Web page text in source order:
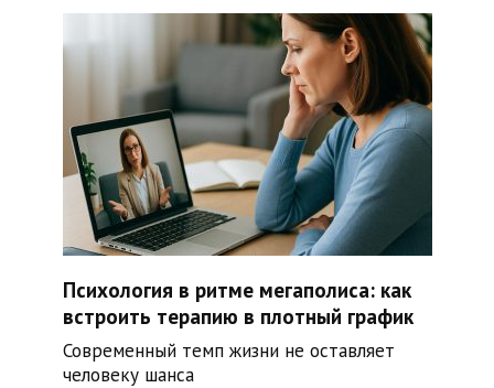
Психология в ритме мегаполиса: как
встроить терапию в плотный график
Современный темп жизни не оставляет
человеку шанса